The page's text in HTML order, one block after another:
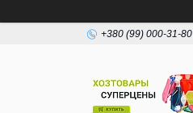
+380 (99) 000-31-80